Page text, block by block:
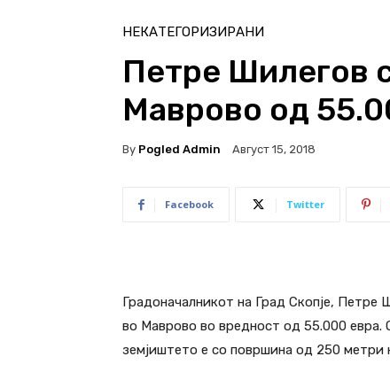
НЕКАТЕГОРИЗИРАНИ
Петре Шилегов
Маврово од
By Pogled Admin Август 15, 2018
Facebook Twitter
Градоначалникот на Град Скопје,
во Маврово во вредност од 55.000 евра.
земјиштето е со површина од 250 метри